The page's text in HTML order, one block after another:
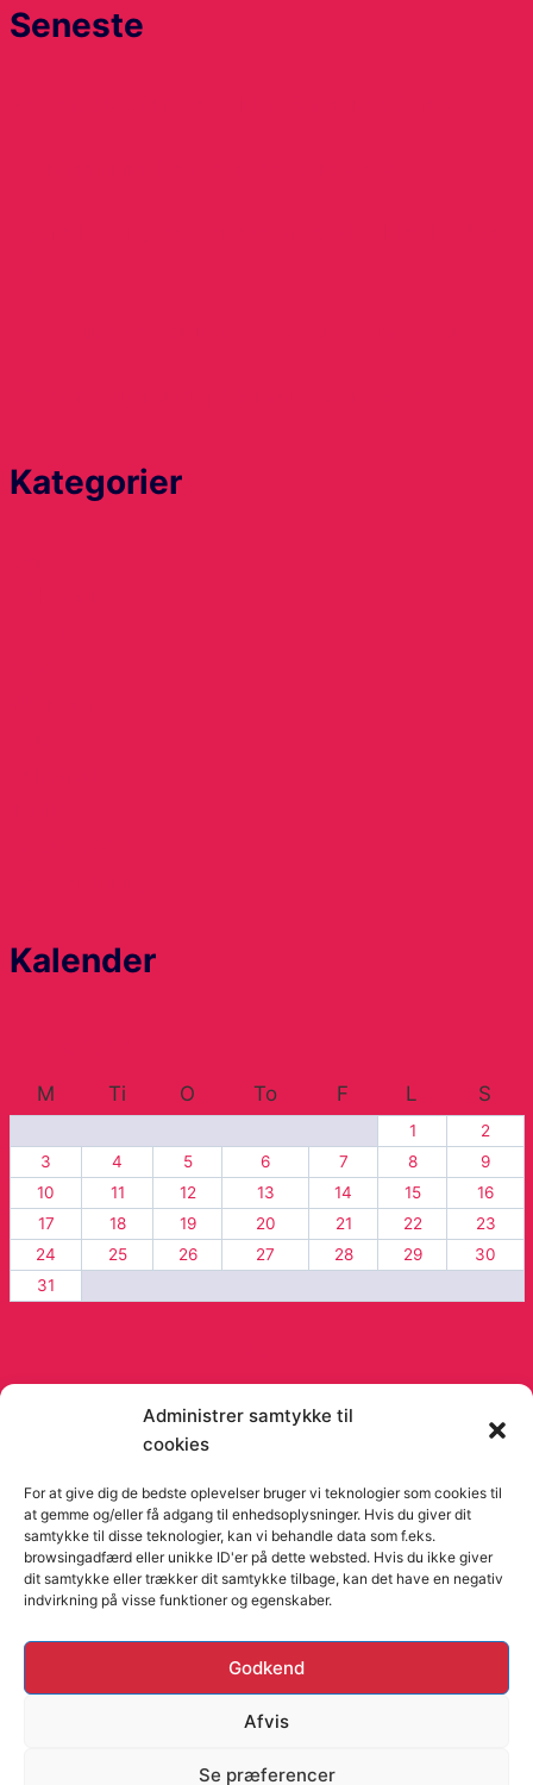
Administrer samtykke til
cookies
For at give dig de bedste oplevelser bruger vi teknologier som cookies til
at gemme og/eller få adgang til enhedsoplysninger. Hvis du giver dit
samtykke til disse teknologier, kan vi behandle data som f.eks.
browsingadfærd eller unikke ID'er på dette websted. Hvis du ikke giver
dit samtykke eller trækker dit samtykke tilbage, kan det have en negativ
indvirkning på visse funktioner og egenskaber.
Godkend
Afvis
Se præferencer
Seneste
Kategorier
Kalender
M
Ti O To F L S
1
2
3
4 5 6 7 8
9
10
11 12 13 14 15
16
17
18 19 20 21 22
23
24
25 26 27 28 29
30
31
Hjemmesider Til Salg|Hjemmeside Udvikling|Online
Tilbud
Denne side kan være skabt med AI! Indholdet er